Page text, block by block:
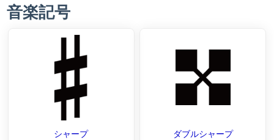
音楽記号
シャープ ダブルシャープ